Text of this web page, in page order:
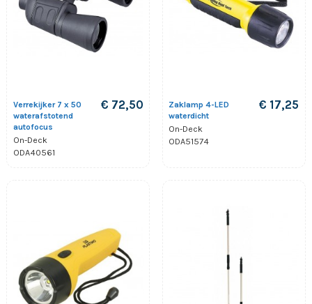
Verrekijker 7 x 50
waterafstotend
autofocus
On-Deck
ODA40561
€ 72,50
Zaklamp 4-LED
waterdicht
On-Deck
ODA51574
€ 17,25